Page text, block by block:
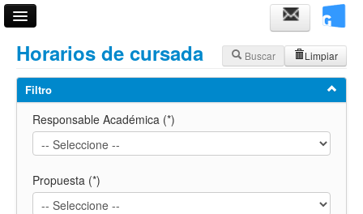
Acceso
Fechas de examen
Horarios de cursadas
Validador de certificados
Ayuda
Horarios de cursada Buscar Limpiar
Filtro
Responsable Académica (*)
Propuesta (*)